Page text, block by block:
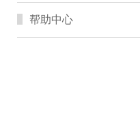
帮助中心